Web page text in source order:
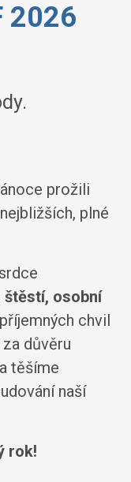
2026
prožili
plné
štěstí, osobní
chvil
důvěru
těšíme
naší
rok!